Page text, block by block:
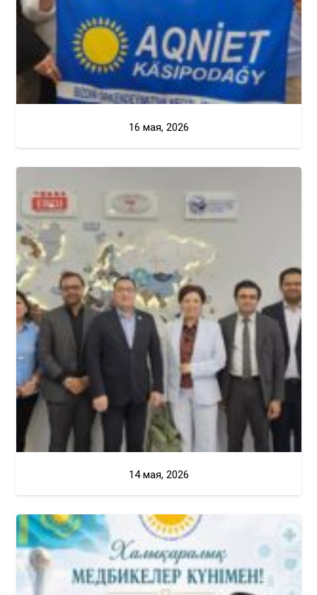
16 мая, 2026
14 мая, 2026